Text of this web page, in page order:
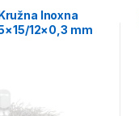
Inoxna
12×0,3 mm